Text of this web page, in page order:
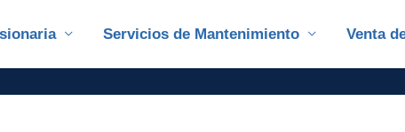
Servicios de Mantenimiento Venta